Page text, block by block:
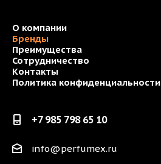
О компании
Бренды
Преимущества
Сотрудничество
Контакты
Политика конфиденциальности
+7 985 798 65 10
info@perfumex.ru